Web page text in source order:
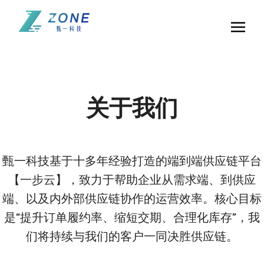
产品核心功能和案例
关于我们
联系我们
关于我们
甄一科技基于十多年经验打造的端到端供应链平台
【一步云】，致力于帮助企业从需求端、到供应
端、以及内外部供应链协作的运营效率。核心目标
是“提升订单履约率、缩短交期、合理化库存”，我
们将持续与我们的客户一同决胜供应链。